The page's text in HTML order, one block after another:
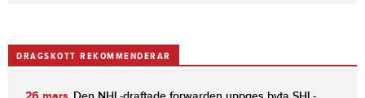
DRAGSKOTT REKOMMENDERAR